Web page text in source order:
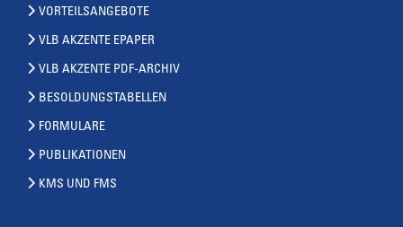
VORTEILSANGEBOTE
VLB AKZENTE EPAPER
VLB AKZENTE PDF-ARCHIV
BESOLDUNGSTABELLEN
FORMULARE
PUBLIKATIONEN
KMS UND FMS